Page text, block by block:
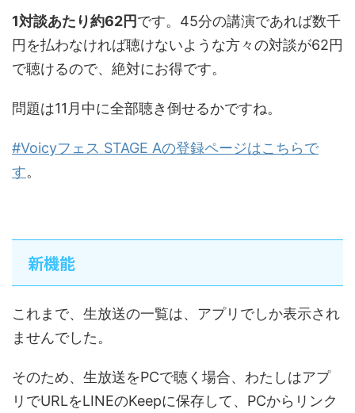
1対談あたり約62円です。45分の講演であれば数千
円を払わなければ聴けないような方々の対談が62円
で聴けるので、絶対にお得です。
問題は11月中に全部聴き倒せるかですね。
#Voicyフェス STAGE Aの登録ページはこちらで
す。
新機能
これまで、生放送の一覧は、アプリでしか表示され
ませんでした。
そのため、生放送をPCで聴く場合、わたしはアプ
リでURLをLINEのKeepに保存して、PCからリンク